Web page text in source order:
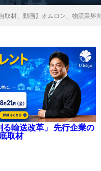
自取材、動画】オムロン、物流業界
輸送改革」 先行企業の
取材